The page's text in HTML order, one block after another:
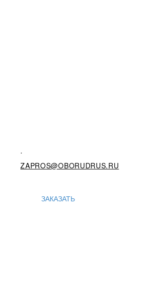
.
ZAPROS@OBORUDRUS.RU
ЗАКАЗАТЬ